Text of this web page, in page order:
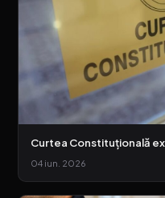
Curtea Constituțională
04 iun. 2026